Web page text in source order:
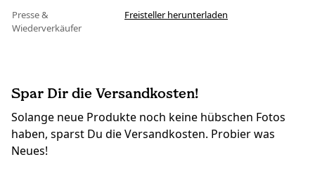
Presse &
Wiederverkäufer
Freisteller herunterladen
Spar Dir die Versandkosten!
Solange neue Produkte noch keine hübschen Fotos
haben, sparst Du die Versandkosten. Probier was
Neues!